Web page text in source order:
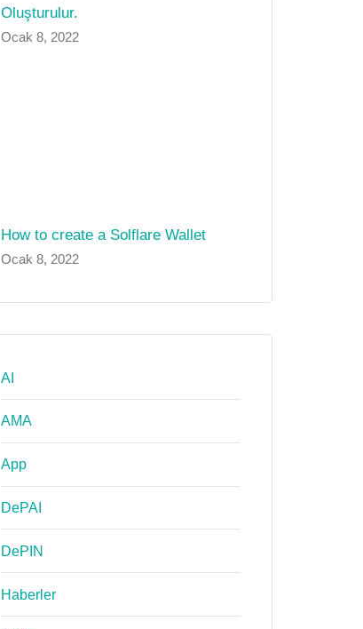
Oluşturulur.
Ocak 8, 2022
How to create a Solflare Wallet
Ocak 8, 2022
AI
AMA
App
DePAI
DePIN
Haberler